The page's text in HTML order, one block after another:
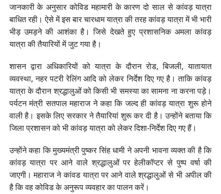
जानकारी के अनुसार कोविड महामारी के कारण दो साल से कांवड़ यात्रा
बाधित रही। ऐसे में इस बार चारधाम यात्रा की तरह कांवड़ यात्रा में भी भारी
भीड़ उमड़ने की आशंका है। जिसे देखते हुए प्रशासनिक अमला कांवड़
यात्रा की तैयारियों में जुट गया है।
शासन द्वारा अधिकारियों को यात्रा के दौरान रोड, बिजली, यातायात
व्यवस्था, नहर पटरी रेलिंग आदि को लेकर निर्देश दिए गए है। ताकि कांवड़
यात्रा के दौरान श्रद्धालुओं को किसी भी समस्या का सामना ना करना पड़े।
पर्यटन मंत्री सतपाल महाराज ने कहा कि जल्द ही कांवड़ यात्रा शुरू होने
वाली है। इसके लिए सरकार ने तैयारियां शुरू कर दी है। उन्होंने बताया कि
जिला प्रशासन को भी कांवड़ यात्रा को लेकर दिशा-निर्देश दिए गए हैं।
उन्होंने कहा कि मुख्यमंत्री पुष्कर सिंह धामी ने अपनी भावना व्यक्त की है कि
कांवड़ यात्रा पर आने वाले श्रद्धालुओं पर हेलीकॉप्टर से पुष्प वर्षा की
जाएगी। महाराज ने कांवड यात्रा पर आने वाले श्रद्धालुओं से भी अपील की
है कि वह कोविड के अनुरूप व्यवहार का पालन करें।